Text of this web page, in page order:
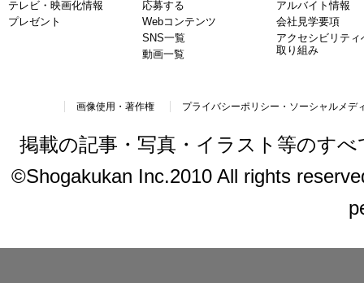
テレビ・映画化情報
プレゼント
応募する
Webコンテンツ
SNS一覧
動画一覧
アルバイト情報
会社見学要項
アクセシビリティ
取り組み
画像使用・著作権 プライバシーポリシー・ソーシャルメデ
掲載の記事・写真・イラスト等のす
©Shogakukan Inc.2010 All rights